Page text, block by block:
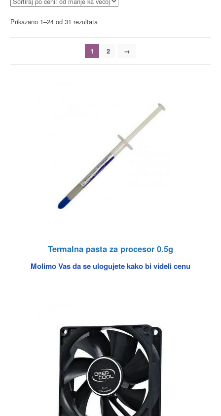
Prikazano 1–24 od 31 rezultata
1 2 →
Termalna pasta za procesor 0.5g
Molimo Vas da se ulogujete kako bi videli cenu